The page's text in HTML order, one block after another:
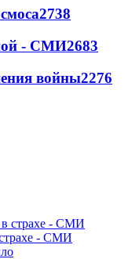
2738
- СМИ2683
войны2276
- СМИ